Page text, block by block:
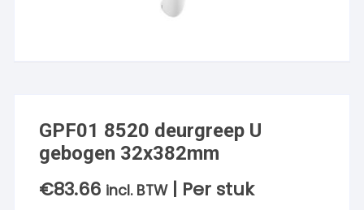
GPF01 8520 deurgreep U
gebogen 32x382mm
€83.66 incl. BTW | Per stuk